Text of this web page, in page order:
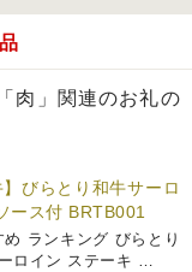
肉」関連のお礼の
びらとり和牛サーロ
ース付 BRTB001
ランキング びらとり
ロイン ステーキ …